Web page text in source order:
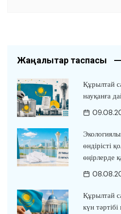
Жаңалықтар таспасы
Құрылтай
науқанға
өндірісті
өңірлерде
Құрылтай
күн тәртібі